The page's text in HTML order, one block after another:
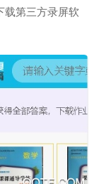
载第三方录屏软